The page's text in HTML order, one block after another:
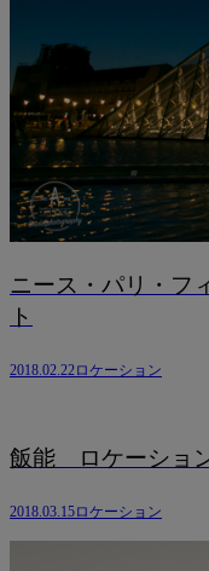
ニース・パリ・フ
ト
2018.02.22 ロケーション
飯能 ロケーショ
2018.03.15ロケーション